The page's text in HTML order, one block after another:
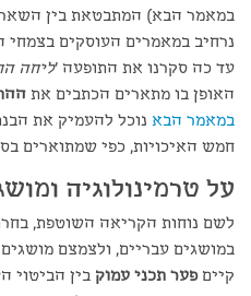
במאמר הבא) המתבטאת בין
נרחיב במאמרים העוסקים בצמחי
עד כה סקרנו את התופעה 'ליחה
האופן בו מתארים הכתבים את
במאמר הבא נוכל להעמיק את
חמש האיכויות, כפי שמתוארים
על טרמינולוגיה
לשם נוחות הקריאה השוטפת,
במושגים עבריים, ולצמצם
קייםפער תכני עמוק בין הביטוי